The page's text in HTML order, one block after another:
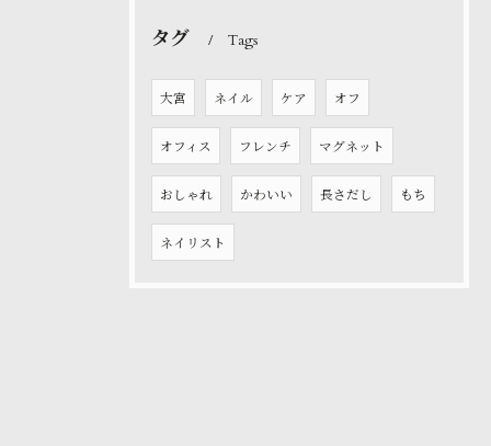
タグ Tags
大宮 ネイル ケア オフ
オフィス フレンチ マグネット
おしゃれ かわいい 長さだし もち
ネイリスト